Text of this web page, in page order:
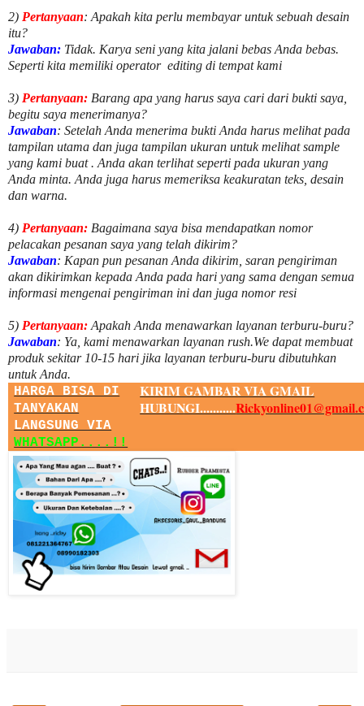
2) Pertanyaan: Apakah kita perlu membayar untuksebuah desain
itu?
Jawaban: Tidak. Karya seni yang kita jalani bebas Anda bebas.
Seperti kita memiliki operator editing di tempat kami
3) Pertanyaan: Barang apa yang harus saya cari dari bukti saya,
begitu saya menerimanya?
Jawaban: Setelah Anda menerima bukti Anda harus melihat pada
tampilan utama dan juga tampilan ukuran untuk melihatsample
yang kami buat . Anda akan terlihat seperti pada ukuran yang
Anda minta. Anda juga harus memeriksa keakuratan teks, desain
dan warna.
4) Pertanyaan: Bagaimana saya bisa mendapatkan nomor
pelacakan pesanan saya yang telah dikirim?
Jawaban: Kapan pun pesanan Anda dikirim, saran pengiriman
akan dikirimkan kepada Anda pada hari yang sama dengan semua
informasi mengenai pengiriman ini dan juga nomorresi
5) Pertanyaan: Apakah Anda menawarkan layanan terburu-buru?
Jawaban: Ya, kami menawarkan layanan rush.We dapat membuat
produk sekitar 10-15 hari jika layanan terburu-buru dibutuhkan
untuk Anda.
HARGA BISA DI
TANYAKAN
LANGSUNG VIA
WHATSAPP....!!
KIRIM GAMBAR VIA GMAIL
HUBUNGI...........